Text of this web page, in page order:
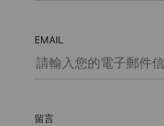
EMAIL
留言